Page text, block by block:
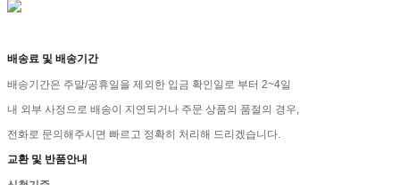
배송료 및 배송기간
배송기간은 주말/공휴일을 제외한 입금 확인일로 부터 2~4일
내 외부 사정으로 배송이 지연되거나 주문 상품의 품절의 경우,
전화로 문의해주시면 빠르고 정확히 처리해 드리겠습니다.
교환 및 반품안내